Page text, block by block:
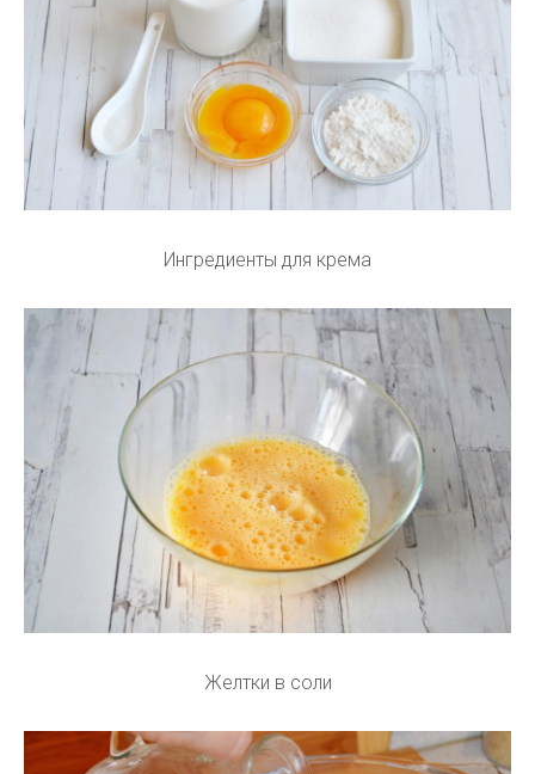
Ингредиенты для крема
Желтки в соли